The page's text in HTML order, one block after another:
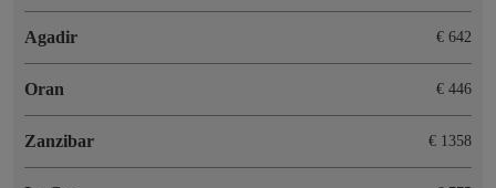
Agadir € 642
Oran € 446
Zanzibar € 1358